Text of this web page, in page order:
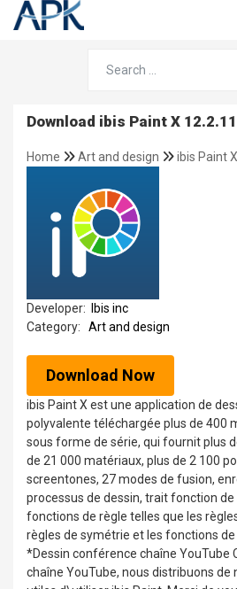
Download ibis Paint X
Home Art and design ibis Paint
Developer:
Ibis inc
Category:
Art and design
Download Now
ibis Paint X est une application de
polyvalente téléchargée plus de 400
sous forme de série, qui fournit plus
de 21 000 matériaux, plus de 2 100
screentones, 27 modes de fusion,
processus de dessin, trait fonction
fonctions de règle telles que les
règles de symétrie et les fonctions
*Dessin conférence chaîne YouTube
chaîne YouTube, nous distribuons